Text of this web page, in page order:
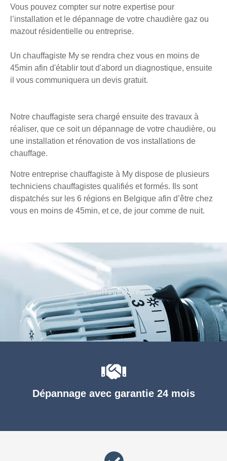
Vous pouvez compter sur notre expertise pour
l’installation et le dépannage de votre chaudière gaz ou
mazout résidentielle ou entreprise.
Un chauffagiste My se rendra chez vous en moins de
45min afin d'établir tout d'abord un diagnostique, ensuite
il vous communiquera un devis gratuit.
Notre chauffagiste sera chargé ensuite des travaux à
réaliser, que ce soit un dépannage de votre chaudière, ou
une installation et rénovation de vos installations de
chauffage.
Notre entreprise chauffagiste à My dispose de plusieurs
techniciens chauffagistes qualifiés et formés. Ils sont
dispatchés sur les 6 régions en Belgique afin d’être chez
vous en moins de 45min, et ce, de jour comme de nuit.
Dépannage avec garantie 24 mois
Chauffage agréé